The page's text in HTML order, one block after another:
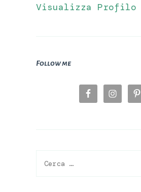
Visualizza Profilo
Follow me
Ricerca